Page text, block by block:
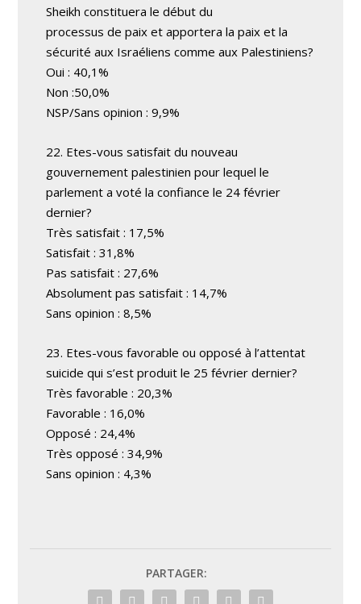
Sheikh constituera le début du
processus de paix et apportera la paix et la
sécurité aux Israéliens comme aux Palestiniens?
Oui : 40,1%
Non :50,0%
NSP/Sans opinion : 9,9%
22. Etes-vous satisfait du nouveau
gouvernement palestinien pour lequel le
parlement a voté la confiance le 24 février
dernier?
Très satisfait : 17,5%
Satisfait : 31,8%
Pas satisfait : 27,6%
Absolument pas satisfait : 14,7%
Sans opinion : 8,5%
23. Etes-vous favorable ou opposé à l’attentat
suicide qui s’est produit le 25 février dernier?
Très favorable : 20,3%
Favorable : 16,0%
Opposé : 24,4%
Très opposé : 34,9%
Sans opinion : 4,3%
PARTAGER: